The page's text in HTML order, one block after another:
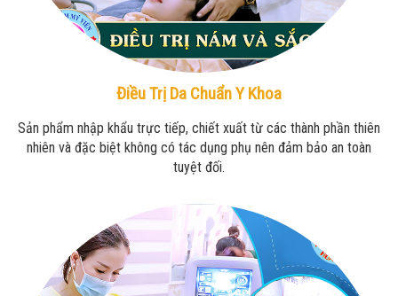
Điều Trị Da Chuẩn Y Khoa
Sản phẩm nhập khẩu trực tiếp, chiết xuất từ các thành phần thiên
nhiên và đặc biệt không có tác dụng phụ nên đảm bảo an toàn
tuyệt đối.